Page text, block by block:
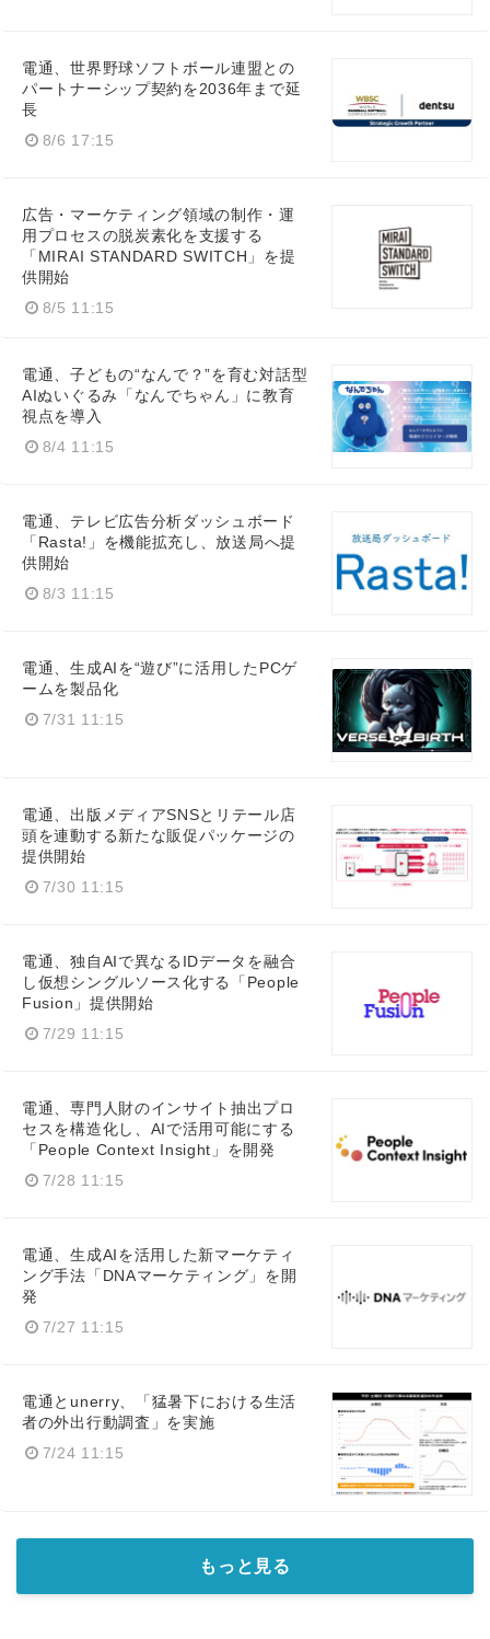
電通、世界野球ソフトボール連盟との
パートナーシップ契約を2036年まで延
長
8/6 17:15
広告・マーケティング領域の制作・運
用プロセスの脱炭素化を支援する
「MIRAI STANDARD SWITCH」を提
供開始
8/5 11:15
電通、子どもの“なんで？”を育む対話型
AIぬいぐるみ「なんでちゃん」に教育
視点を導入
8/4 11:15
電通、テレビ広告分析ダッシュボード
「Rasta!」を機能拡充し、放送局へ提
供開始
8/3 11:15
電通、生成AIを“遊び”に活用したPCゲ
ームを製品化
7/31 11:15
電通、出版メディアSNSとリテール店
頭を連動する新たな販促パッケージの
提供開始
7/30 11:15
電通、独自AIで異なるIDデータを融合
し仮想シングルソース化する「People
Fusion」提供開始
7/29 11:15
電通、専門人財のインサイト抽出プロ
セスを構造化し、AIで活用可能にする
「People Context Insight」を開発
7/28 11:15
電通、生成AIを活用した新マーケティ
ング手法「DNAマーケティング」を開
発
7/27 11:15
電通とunerry、「猛暑下における生活
者の外出行動調査」を実施
7/24 11:15
もっと見る